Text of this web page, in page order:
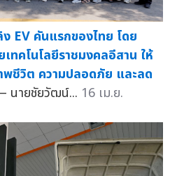
EV คันแรกของไทย โดย
ทคโนโลยีราชมงคลอีสาน ให้
ชีวิต ความปลอดภัย และลด
นายชัยวัฒน์... 16 เม.ย.